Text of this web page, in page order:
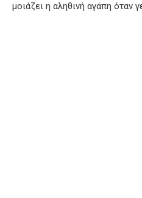
μοιάζει η αληθινή αγάπη όταν